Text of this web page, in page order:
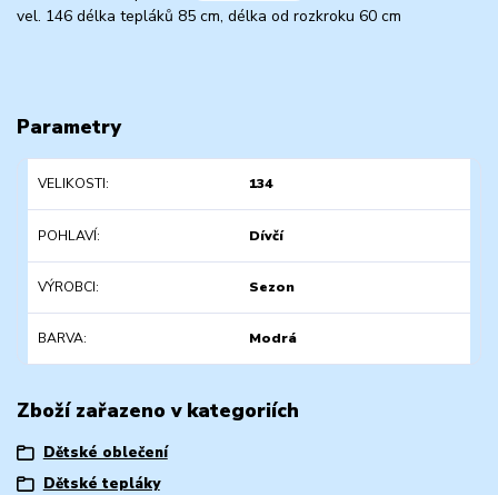
vel. 146 délka tepláků 85 cm, délka od rozkroku 60 cm
Parametry
VELIKOSTI 134
POHLAVÍ Dívčí
VÝROBCI Sezon
BARVA Modrá
Zboží zařazeno v kategoriích
Dětské oblečení
Dětské tepláky